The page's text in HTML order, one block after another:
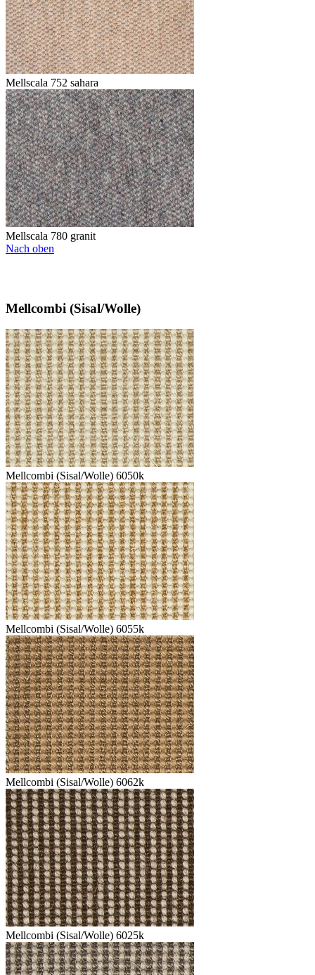
Mellscala 752 sahara
Mellscala 780 granit
Nach oben
Mellcombi (Sisal/Wolle)
Mellcombi (Sisal/Wolle) 6050k
Mellcombi (Sisal/Wolle) 6055k
Mellcombi (Sisal/Wolle) 6062k
Mellcombi (Sisal/Wolle) 6025k